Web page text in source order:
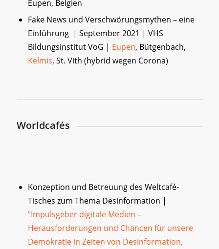
Eupen, Belgien
Fake News und Verschwörungsmythen – eine
Einführung | September 2021 | VHS
Bildungsinstitut VoG | Eupen, Bütgenbach,
Kelmis, St. Vith (hybrid wegen Corona)
Worldcafés
Konzeption und Betreuung des Weltcafé-
Tisches zum Thema Desinformation |
“Impulsgeber digitale Medien –
Herausforderungen und Chancen für unsere
Demokratie in Zeiten von Desinformation,